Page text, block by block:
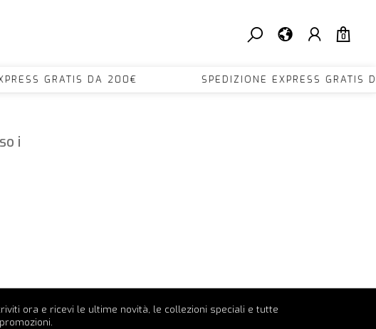
0
GRATIS DA 200€ SPEDIZIONE EXPRESS
i
ora e ricevi le ultime novità, le collezioni speciali e tutte